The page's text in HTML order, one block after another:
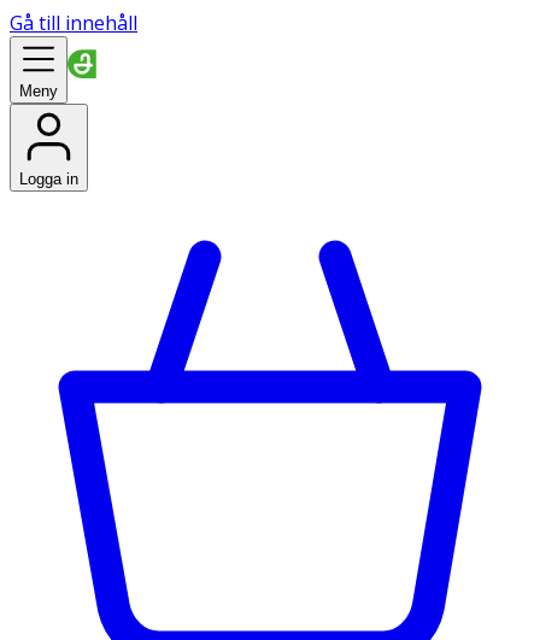
Gå till innehåll
Meny
Logga in